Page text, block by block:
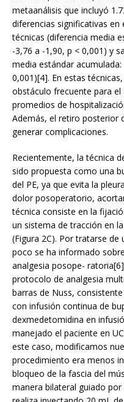
metaanálisis que incluyó
diferencias significativas
técnicas (diferencia media
-3,76 a -1,90, p < 0,001) y
media estándar
0,001)[4]. En estas
obstáculo frecuente para
promedios de
Además, el retiro posterior
generar complicaciones.
Recientemente, la técnica
sido propuesta como una
del PE, ya que evita la
dolor posoperatorio,
técnica consiste en la
un sistema de tracción en
(Figura 2C). Por tratarse
poco se ha informado
analgesia posope-
protocolo de analgesia
barras de Nuss,
con infusión continua de
dexmedetomidina en
manejado el paciente en
este caso, modificamos
procedimiento era menos
bloqueo de la fascia del
manera bilateral guiado